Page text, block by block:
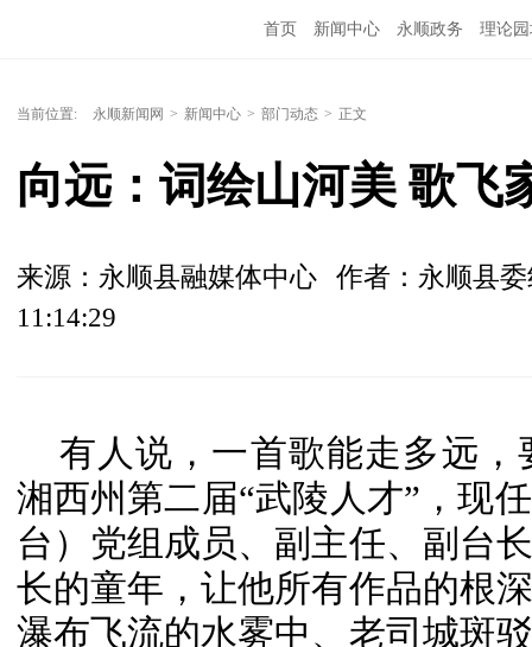
首页 新闻中心 永顺政务 理论
当前位置: 永顺新闻网 > 新闻中心 > 部门动态 > 正文
向远：词绘山河美 歌飞
来源：永顺县融媒体中心
作者：永顺县
11:14:29
有人说，一首歌能走多远
湘西州第二届“武陵人才”，现
台）党组成员、副主任、副台
长的童年，让他所有作品的根
瀑布飞流的水雾中、老司城斑